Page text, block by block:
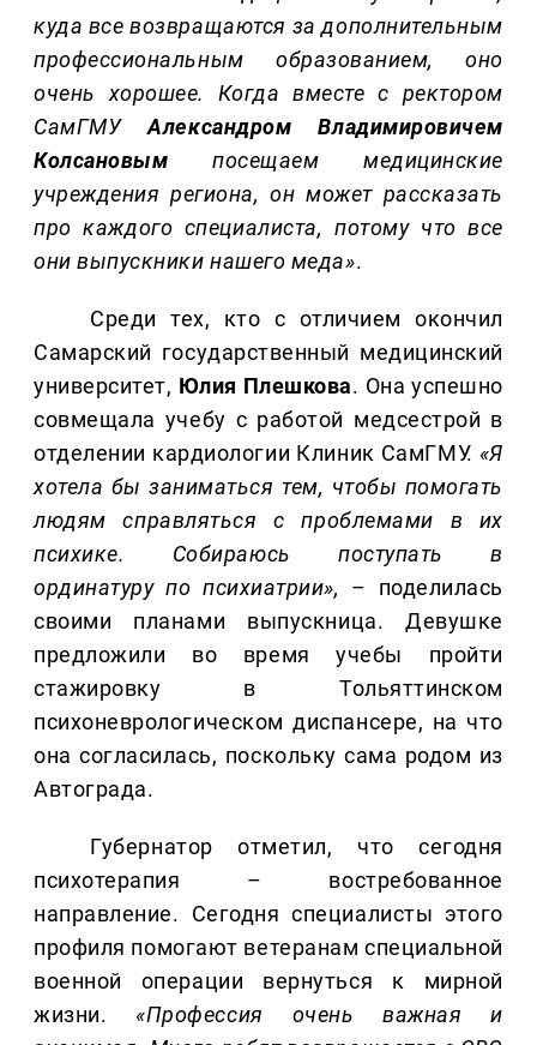
куда все возвращаются за дополнительным
профессиональным образованием, оно
очень хорошее. Когда вместе с ректором
СамГМУ
Александром Владимировичем
Колсановым посещаем медицинские
учреждения региона, он может рассказать
про каждого специалиста, потому что все
они выпускники нашего меда».
Среди тех, кто с отличием окончил
Самарский государственный медицинский
университет, Юлия Плешкова. Она успешно
совмещала учебу с работой медсестрой в
отделении кардиологии Клиник СамГМУ. «Я
хотела бы заниматься тем, чтобы помогать
людям справляться с проблемами в их
психике. Собираюсь поступать в
ординатуру по психиатрии»,
– поделилась
своими планами выпускница. Девушке
предложили во время учебы пройти
стажировку в Тольяттинском
психоневрологическом диспансере, на что
она согласилась, поскольку сама родом из
Автограда.
Губернатор отметил, что сегодня
психотерапия – востребованное
направление. Сегодня специалисты этого
профиля помогают ветеранам специальной
военной операции вернуться к мирной
жизни.«Профессия очень важная и